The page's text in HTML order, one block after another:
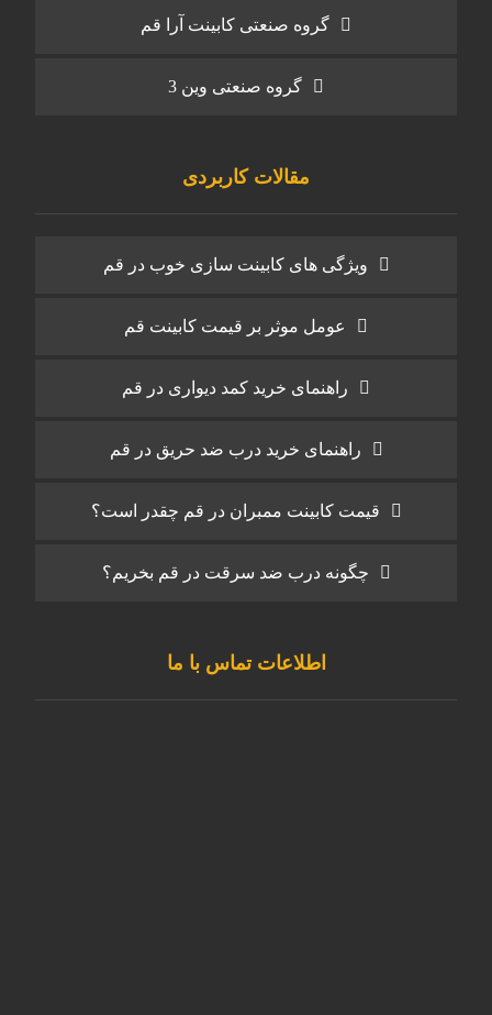
گروه صنعتی کابینت آرا قم
گروه صنعتی وین 3
مقالات کاربردی
ویژگی های کابینت سازی خوب در قم
عومل موثر بر قیمت کابینت قم
راهنمای خرید کمد دیواری در قم
راهنمای خرید درب ضد حریق در قم
قیمت کابینت ممبران در قم چقدر است؟
چگونه درب ضد سرقت در قم بخریم؟
اطلاعات تماس با ما